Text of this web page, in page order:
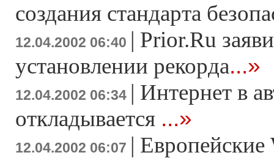
создания стандарта
12.04.2002 06:40 | Prior.Ru
установлении рекорда...»
12.04.2002 06:34 | Интернет в
откладывается ...»
12.04.2002 06:07 | Европейские